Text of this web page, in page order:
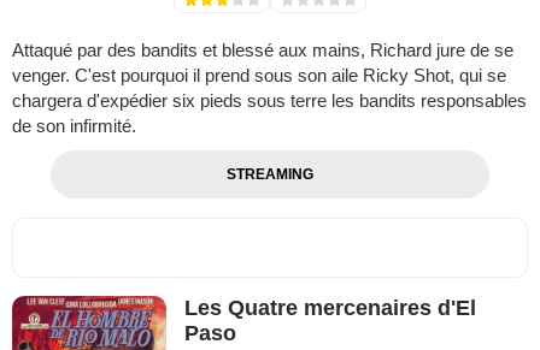
Attaqué par des bandits et blessé aux mains, Richard jure de se
venger. C'est pourquoi il prend sous son aile Ricky Shot, qui se
chargera d'expédier six pieds sous terre les bandits responsables
de son infirmité.
STREAMING
Les Quatre mercenaires d'El
Paso